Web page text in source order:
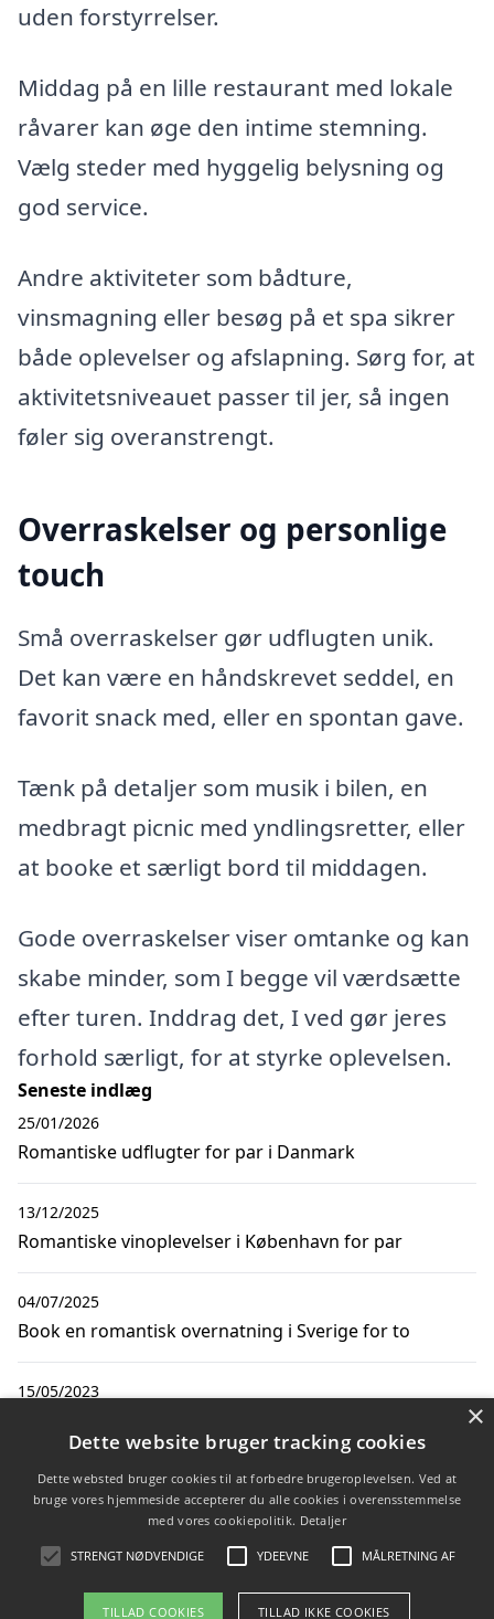
uden forstyrrelser.
Middag på en lille restaurant med lokale
råvarer kan øge den intime stemning.
Vælg steder med hyggelig belysning og
god service.
Andre aktiviteter som bådture,
vinsmagning eller besøg på et spa sikrer
både oplevelser og afslapning. Sørg for, at
aktivitetsniveauet passer til jer, så ingen
føler sig overanstrengt.
Overraskelser og personlige
touch
Små overraskelser gør udflugten unik.
Det kan være en håndskrevet seddel, en
favorit snack med, eller en spontan gave.
Tænk på detaljer som musik i bilen, en
medbragt picnic med yndlingsretter, eller
at booke et særligt bord til middagen.
Gode overraskelser viser omtanke og kan
skabe minder, som I begge vil værdsætte
efter turen. Inddrag det, I ved gør jeres
forhold særligt, for at styrke oplevelsen.
Seneste indlæg
Romantiske udflugter for par i Danmark
25/01/2026
Romantiske vinoplevelser i København for par
13/12/2025
Book en romantisk overnatning i Sverige for to
04/07/2025
udkårne
15/05/2023
Planlæg en rejse med kæresten med denne guide
30/08/2022
×
Dette website bruger tracking cookies
Dette websted bruger cookies til at forbedre brugeroplevelsen. Ved at
bruge vores hjemmeside accepterer du alle cookies i overensstemmelse
med vores cookiepolitik. Detaljer
STRENGT NØDVENDIGE YDEEVNE MÅLRETNING AF
TILLAD COOKIES TILLAD IKKE COOKIES